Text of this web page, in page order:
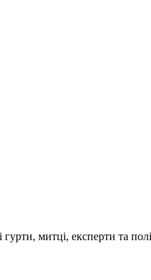
гурти, митці, експерти